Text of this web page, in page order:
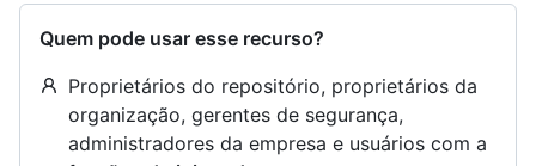
Quem pode usar esse recurso?
Proprietários do repositório, proprietários da
organização, gerentes de segurança,
administradores da empresa e usuários com a